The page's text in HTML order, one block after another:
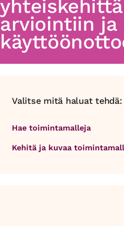
arviointiin ja
Valitse mitä haluat tehdä:
Hae toimintamalleja
Kehitä ja kuvaa